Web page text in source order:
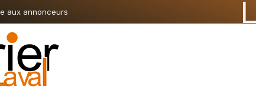
aux annonceurs